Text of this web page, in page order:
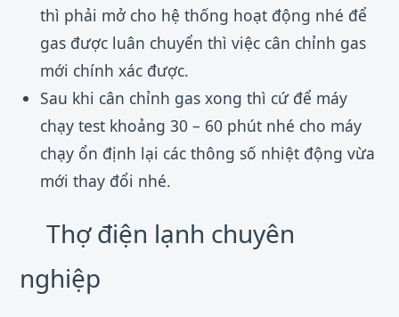
thì phải mở cho hệ thống hoạt động nhé để
gas được luân chuyển thì việc cân chỉnh gas
mới chính xác được.
Sau khi cân chỉnh gas xong thì cứ để máy
chạy test khoảng 30 – 60 phút nhé cho máy
chạy ổn định lại các thông số nhiệt động vừa
mới thay đổi nhé.
Thợ điện lạnh chuyên
nghiệp